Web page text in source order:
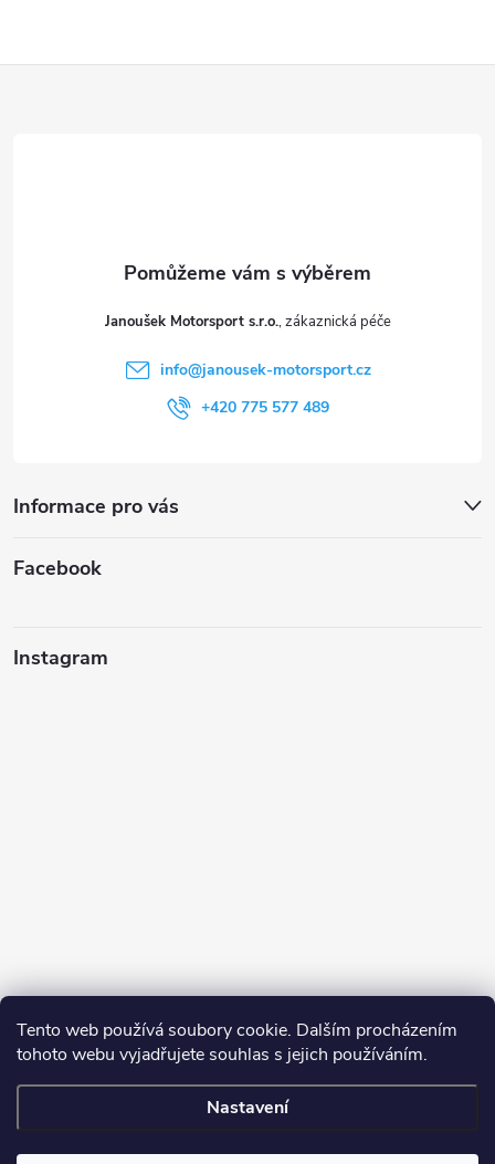
Tento web používá soubory cookie. Dalším procházením
tohoto webu vyjadřujete souhlas s jejich používáním.
Nastavení
Janoušek Motorsport s.r.o.
info@janousek-motorsport.cz
+420 775 577 489
Informace pro vás
Facebook
Instagram
Sledovat na Instagramu
práva vyhrazena.Upravit nastavení cookies